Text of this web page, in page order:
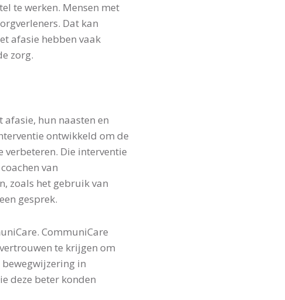
te werken. Mensen met
Dat kan
afasie hebben vaak
zorg.
hun naasten en
ontwikkeld om de
verbeteren. Die interventie
van
zoals het gebruik van
gesprek.
CommuniCare
te krijgen om
in
deze beter konden